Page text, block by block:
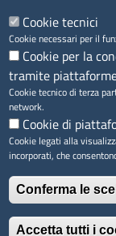
Accesso riservato
Cookie tecnici
Cookie necessari per il
Cookie per la
tramite
Cookie tecnico di terza
network.
Cookie di
Cookie legati alla
incorporati, che
Conferma le
Accetta tutti i